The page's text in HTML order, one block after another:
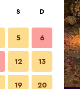
S D
5 6
12 13
19 20